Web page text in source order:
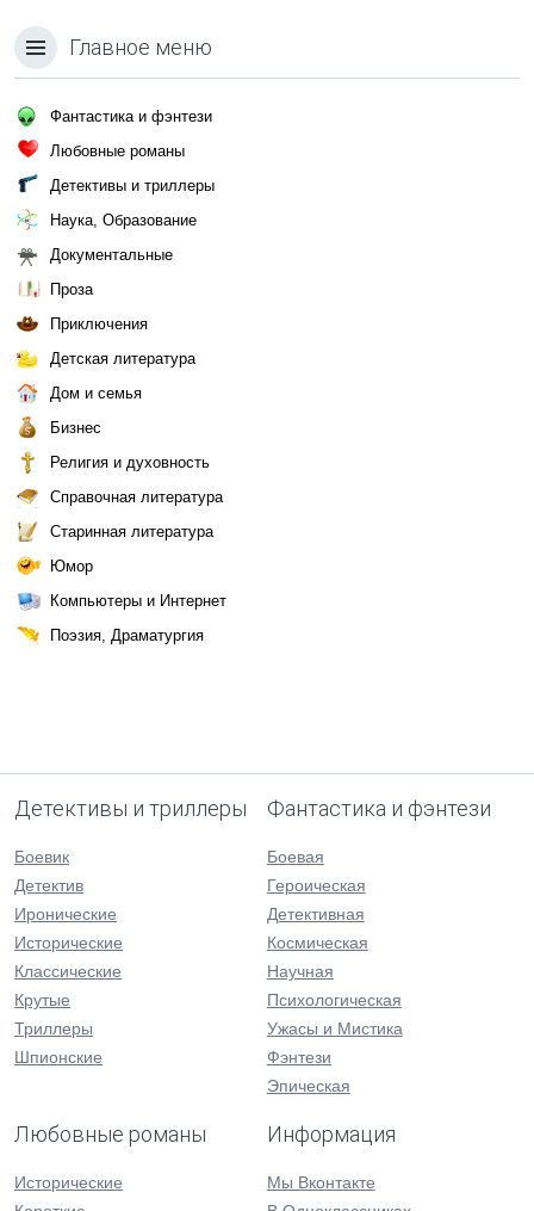
Главное меню
Фантастика и фэнтези
Любовные романы
Детективы и триллеры
Наука, Образование
Документальные
Проза
Приключения
Детская литература
Дом и семья
Бизнес
Религия и духовность
Справочная литература
Старинная литература
Юмор
Компьютеры и Интернет
Поэзия, Драматургия
Детективы и триллеры
Боевик
Детектив
Иронические
Исторические
Классические
Крутые
Триллеры
Шпионские
Фантастика и фэнтези
Боевая
Героическая
Детективная
Космическая
Научная
Психологическая
Ужасы и Мистика
Фэнтези
Эпическая
Любовные романы
Исторические
Информация
Мы Вконтакте